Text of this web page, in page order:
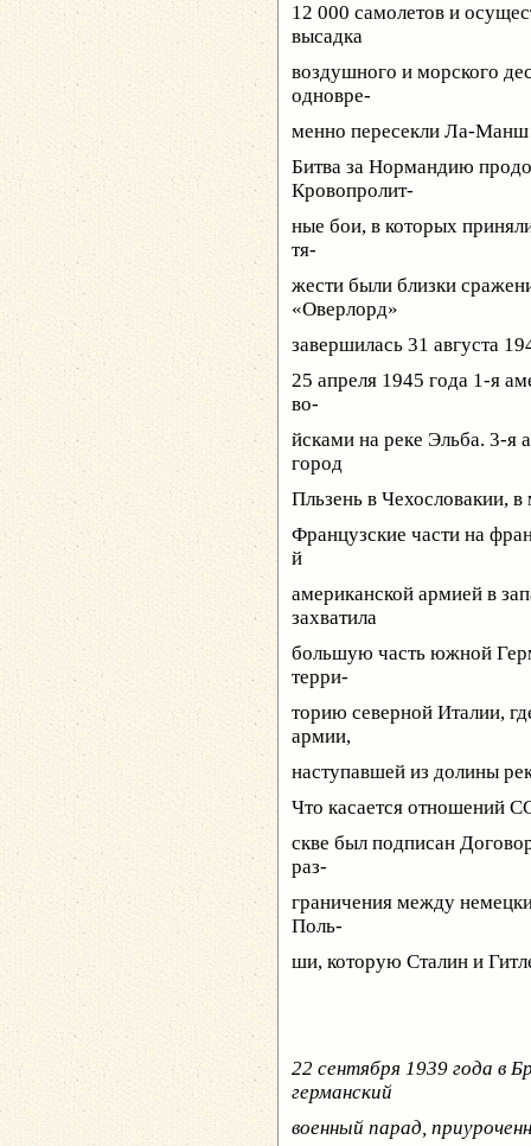
12 000 самолетов и
высадка
воздушного и морского
одновре-
менно пересекли Ла-
Битва за Нормандию
Кровопролит-
ные бои, в которых
тя-
жести были близки
«Оверлорд»
завершилась 31 августа
25 апреля 1945 года 1-я
во-
йсками на реке Эльба. 3-я
город
Пльзень в Чехословакии, в
Французские части на
й
американской армией в
захватила
большую часть южной
терри-
торию северной Италии,
армии,
наступавшей из долины
Что касается отношений
скве был подписан
раз-
граничения между
Поль-
ши, которую Сталин и
22 сентября 1939 года в
германский
военный парад,